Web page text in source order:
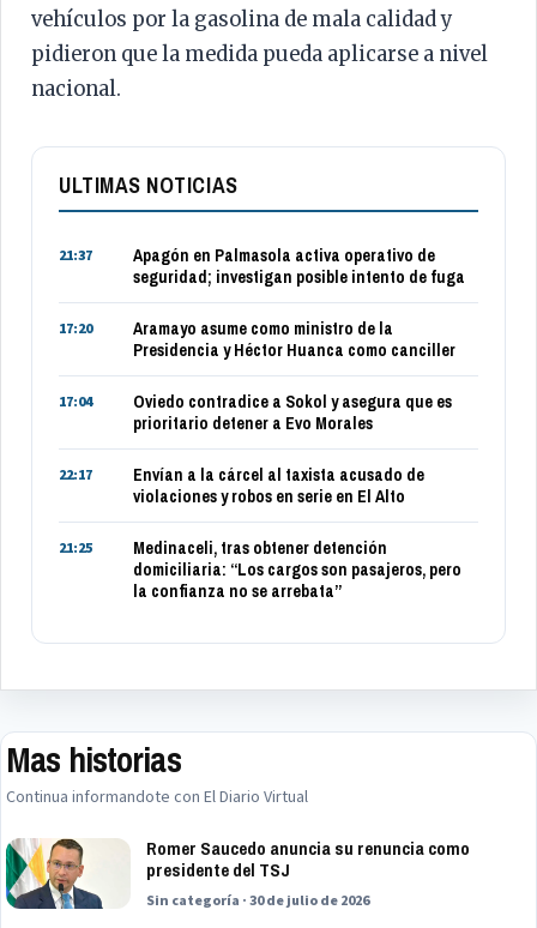
vehículos por la gasolina de mala calidad y
pidieron que la medida pueda aplicarse a nivel
nacional.
ULTIMAS NOTICIAS
21:37
Apagón en Palmasola activa operativo de
seguridad; investigan posible intento de fuga
17:20
Aramayo asume como ministro de la
Presidencia y Héctor Huanca como canciller
17:04
Oviedo contradice a Sokol y asegura que es
prioritario detener a Evo Morales
22:17
Envían a la cárcel al taxista acusado de
violaciones y robos en serie en El Alto
21:25
Medinaceli, tras obtener detención
domiciliaria: “Los cargos son pasajeros, pero
la confianza no se arrebata”
Mas historias
Continua informandote con El Diario Virtual
Romer Saucedo anuncia su renuncia como
presidente del TSJ
Sin categoría · 30 de julio de 2026